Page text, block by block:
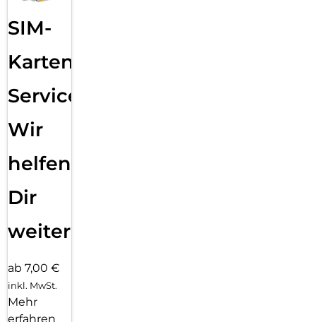
SIM-
Karten
Service:
Wir
helfen
Dir
weiter
ab 7,00 €
inkl. MwSt.
Mehr
erfahren